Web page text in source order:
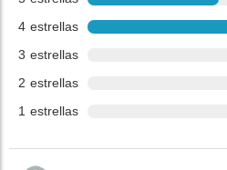
4 estrellas
3 estrellas
2 estrellas
1 estrellas